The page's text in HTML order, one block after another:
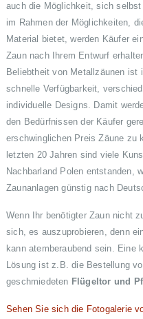
auch die Möglichkeit, sich
im Rahmen der Möglichkeiten,
Material bietet, werden Käufer
Zaun nach Ihrem Entwurf
Beliebtheit von Metallzäunen ist
schnelle Verfügbarkeit,
individuelle Designs. Damit
den Bedürfnissen der Käufer
erschwinglichen Preis Zäune zu
letzten 20 Jahren sind viele
Nachbarland Polen entstanden,
Zaunanlagen günstig nach
Wenn Ihr benötigter Zaun nicht
sich, es auszuprobieren, denn
kann atemberaubend sein. Eine
Lösung ist z.B. die Bestellung
geschmiedeten Flügeltor und
Sehen Sie sich die Fotogalerie